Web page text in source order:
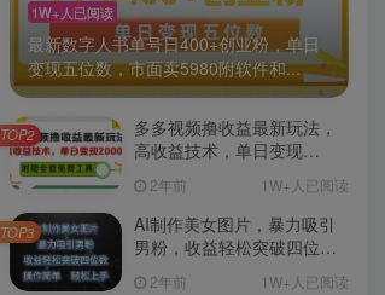
1W+人已阅读
最新数字人书单号日400+创业粉，单日
变现五位数，市面卖5980附软件和...
多多视频撸收益最新玩法，
高收益技术，单日变现
2年前 1W+人已阅读
TOP2
AI制作美女图片，暴力吸引
男粉，收益轻松突破四位
2年前 1W+人已阅读
TOP3